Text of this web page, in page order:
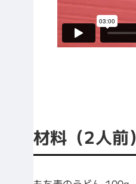
材料（2人前）